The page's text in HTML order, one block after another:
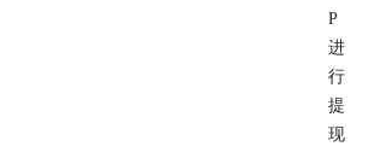
P
进
行
提
现